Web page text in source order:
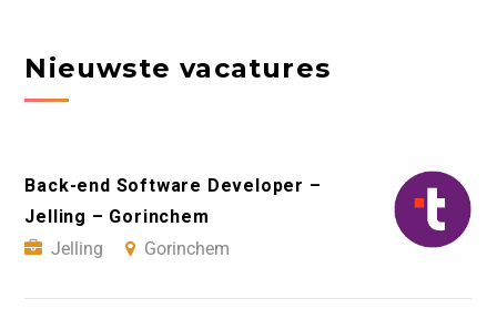
Nieuwste vacatures
Back-end Software Developer –
Jelling – Gorinchem
Jelling
Gorinchem